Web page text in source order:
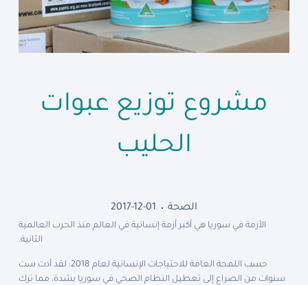
مشروع توزيع عبوات
الحليب
الصحة 2017-12-01
الأزمة في سوريا هي أكبر أزمة إنسانية في العالم منذ الحرب العالمية
الثانية.
حسب اللمحة العامة للاحتياجات الإنسانية لعام 2018: لقد أدت ست
سنوات من الصراع إلى تعطيل النظام الصحي في سوريا بشدة، مما ترك